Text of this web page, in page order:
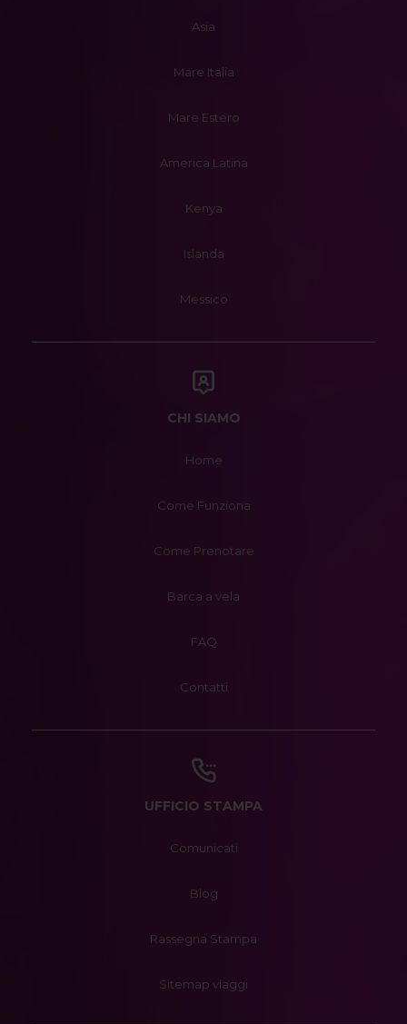
Asia
Mare Italia
Mare Estero
America Latina
Kenya
Islanda
Messico
CHI SIAMO
Home
Come Funziona
Come Prenotare
Barca a vela
FAQ
Contatti
UFFICIO STAMPA
Comunicati
Blog
Rassegna Stampa
Sitemap viaggi